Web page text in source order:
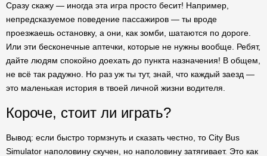
Сразу скажу — иногда эта игра просто бесит! Например,
непредсказуемое поведение пассажиров — ты вроде
проезжаешь остановку, а они, как зомби, шатаются по дороге.
Или эти бесконечные аптечки, которые не нужны вообще. Ребят,
дайте людям спокойно доехать до пункта назначения! В общем,
не всё так радужно. Но раз уж ты тут, знай, что каждый заезд —
это маленькая история в твоей личной жизни водителя.
Короче, стоит ли играть?
Вывод: если быстро тормзнуть и сказать честно, то City Bus
Simulator наполовину скучен, но наполовину затягивает. Это как